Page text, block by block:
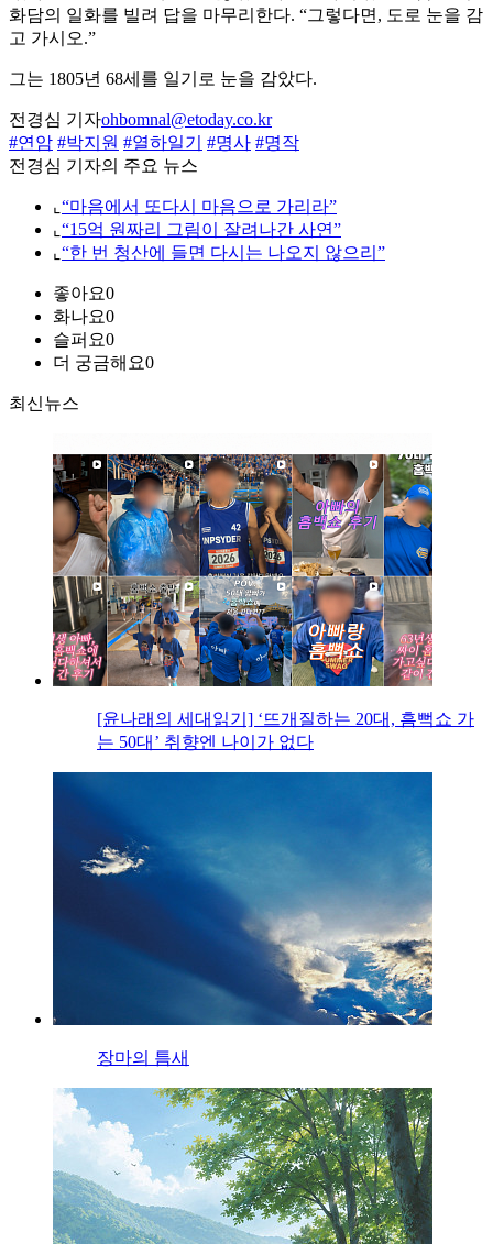
화담의 일화를 빌려 답을 마무리한다. “그렇다면, 도로 눈을 감
고 가시오.”
그는 1805년 68세를 일기로 눈을 감았다.
전경심 기자ohbomnal@etoday.co.kr
#연암 #박지원 #열하일기 #명사 #명작
전경심 기자의 주요 뉴스
⌞ “마음에서 또다시 마음으로 가리라”
⌞ “15억 원짜리 그림이 잘려나간 사연”
⌞ “한 번 청산에 들면 다시는 나오지 않으리”
좋아요0
화나요0
슬퍼요0
더 궁금해요0
최신뉴스
[윤나래의 세대읽기] ‘뜨개질하는 20대, 흠뻑쇼 가
는 50대’ 취향엔 나이가 없다
장마의 틈새